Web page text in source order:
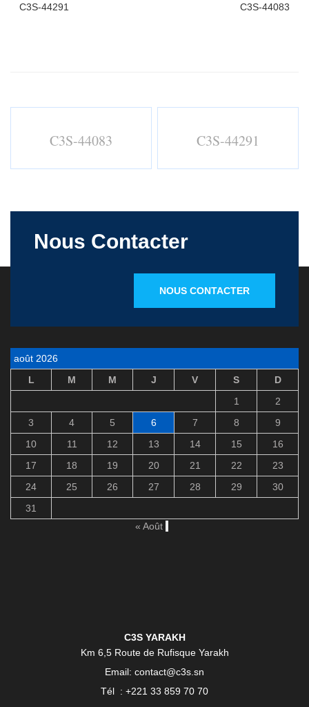
C3S-44291 C3S-44083
C3S-44083 C3S-44291
Nous Contacter
NOUS CONTACTER
août 2026
L
M M J V S
D
1
2
3
4 5 6 7 8
9
10
11 12 13 14 15
16
17
18 19 20 21 22
23
24
25 26 27 28 29
30
31
« Août
C3S YARAKH
Km 6,5 Route de Rufisque Yarakh
Email: contact@c3s.sn
Tél : +221 33 859 70 70